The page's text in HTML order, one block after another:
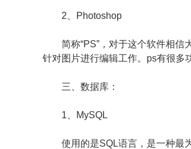
2、Photoshop
简称“PS”，对于这个软件相信
针对图片进行编辑工作。ps有很多
三、数据库：
1、MySQL
使用的是SQL语言，是一种最为